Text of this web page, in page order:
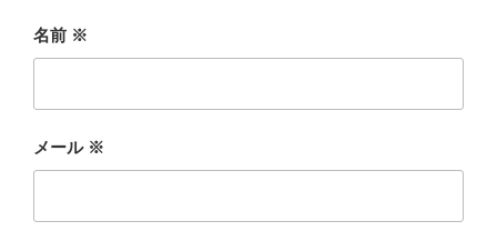
名前 ※
メール ※